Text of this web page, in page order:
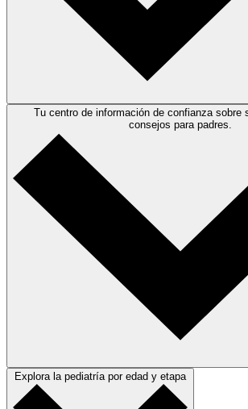
Tu centro de información de confianza sobre
consejos para padres.
Explora la pediatría por edad y etapa